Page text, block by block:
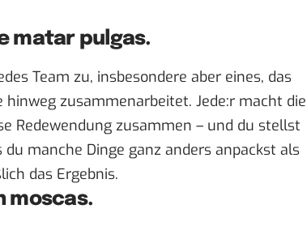
matar pulgas.
Team zu, insbesondere aber eines, das
zusammenarbeitet. Jede:r macht die
Redewendung zusammen – und du stellst
manche Dinge ganz anders anpackst als
das Ergebnis.
moscas.